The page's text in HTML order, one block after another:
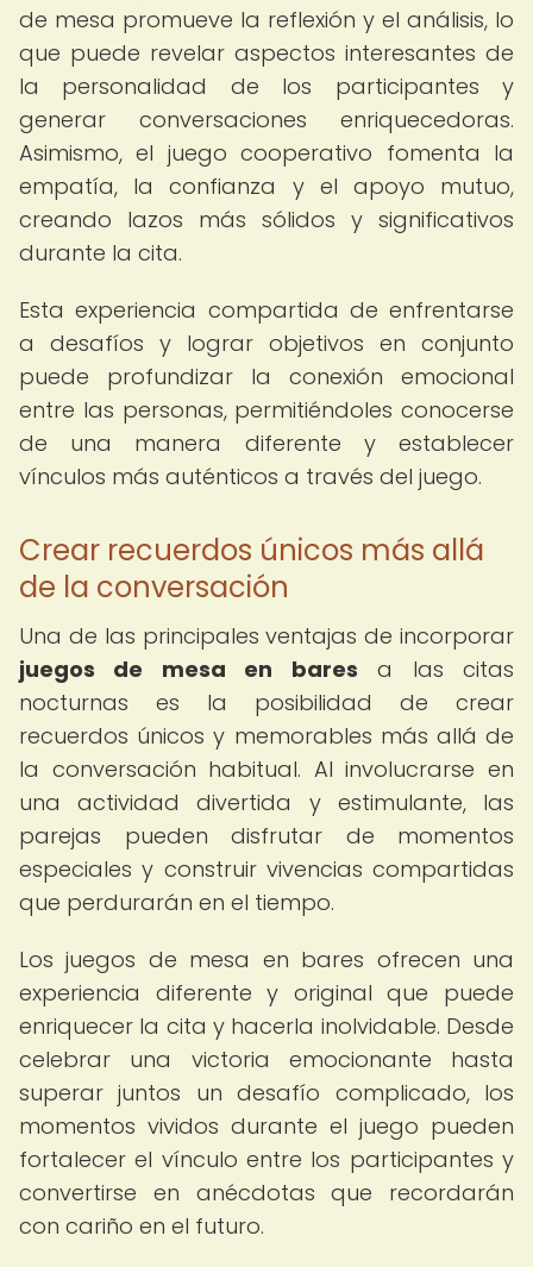
de mesa promueve la reflexión y el análisis, lo
que puede revelar aspectos interesantes de
la personalidad de los participantes y
generar conversaciones enriquecedoras.
Asimismo, el juego cooperativo fomenta la
empatía, la confianza y el apoyo mutuo,
creando lazos más sólidos y significativos
durante la cita.
Esta experiencia compartida de enfrentarse
a desafíos y lograr objetivos en conjunto
puede profundizar la conexión emocional
entre las personas, permitiéndoles conocerse
de una manera diferente y establecer
vínculos más auténticos a través del juego.
Crear recuerdos únicos más allá
de la conversación
Una de las principales ventajas de incorporar
juegos de mesa en bares a las citas
nocturnas es la posibilidad de crear
recuerdos únicos y memorables más allá de
la conversación habitual. Al involucrarse en
una actividad divertida y estimulante, las
parejas pueden disfrutar de momentos
especiales y construir vivencias compartidas
que perdurarán en el tiempo.
Los juegos de mesa en bares ofrecen una
experiencia diferente y original que puede
enriquecer la cita y hacerla inolvidable. Desde
celebrar una victoria emocionante hasta
superar juntos un desafío complicado, los
momentos vividos durante el juego pueden
fortalecer el vínculo entre los participantes y
convertirse en anécdotas que recordarán
con cariño en el futuro.